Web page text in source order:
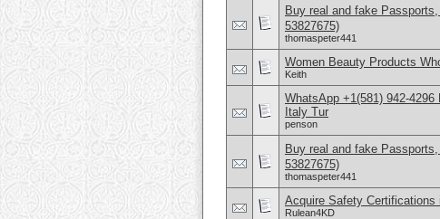
Buy real and fake
53827675)
thomaspeter441
Women Beauty Products
Keith
WhatsApp +1(581) 942-
Italy Tur
penson
Buy real and fake
53827675)
thomaspeter441
Acquire Safety Certifications
Rulean4KD